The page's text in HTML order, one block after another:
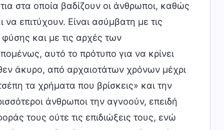
στα οποία βαδίζουν οι άνθρωποι, καθώς
επιτύχουν. Είναι ασύμβατη με τις
και με τις αρχές των
αυτό το πρότυπο για να κρίνει
άκυρο, από αρχαιοτάτων χρόνων μέχρι
τα χρήματα που βρίσκεις» και την
άνθρωποι την αγνοούν, επειδή
τους ούτε τις επιδιώξεις τους, ενώ